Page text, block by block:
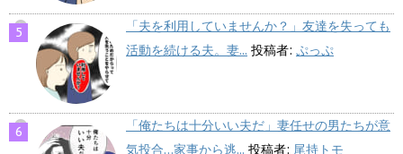
「夫を利用していませんか？」友達を失っても
活動を続ける夫。妻... 投稿者: ぷっぷ
「俺たちは十分いい夫だ」妻任せの男たちが意
気投合…家事から逃... 投稿者: 尾持トモ